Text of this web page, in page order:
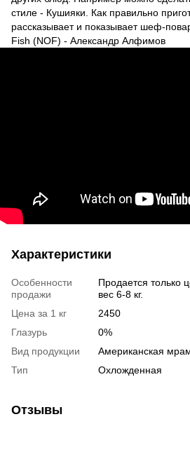
стиле - Кушияки. Как правильно
рассказывает и показывает шеф-
Fish (NOF) - Александр Алфимов
Характеристики
Особенности
продажи
Продается только
вес 6-8 кг.
Цена за 1 кг
2450
Глазурь
0%
Вид продукции
Американская
Тип
Охложденная
Отзывы